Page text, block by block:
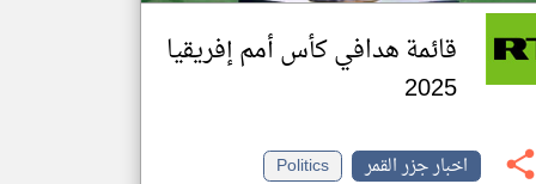
قائمة هدافي كأس أمم إفريقيا
2025
اخبار جزر القمر
Politics